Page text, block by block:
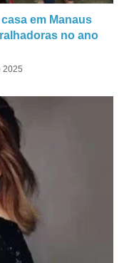
em Manaus
no ano
2025